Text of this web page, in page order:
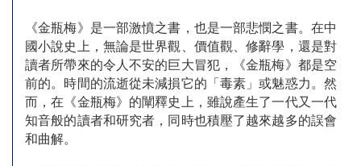
《金瓶梅》是一部激憤之書，也是一部悲憫之書。在中
國小說史上，無論是世界觀、價值觀、修辭學，還是對
讀者所帶來的令人不安的巨大冒犯，《金瓶梅》都是空
前的。時間的流逝從未減損它的「毒素」或魅惑力。然
而，在《金瓶梅》的闡釋史上，雖說產生了一代又一代
知音般的讀者和研究者，同時也積壓了越來越多的誤會
和曲解。